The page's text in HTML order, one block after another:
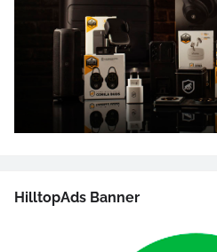
HilltopAds Banner